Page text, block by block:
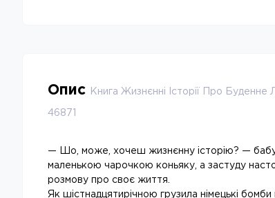
Опис Книга Жизнєнні Історії Про
46871
— Шо, може, хочеш жизнєнну історію? —
маленькою чарочкою коньяку, а застуду
розмову про своє життя.
Як шістнадцятирічною грузила німецькі бомби